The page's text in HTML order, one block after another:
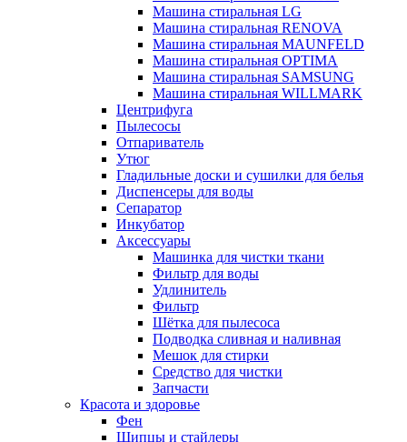
Машина стиральная LG
Машина стиральная RENOVA
Машина стиральная MAUNFELD
Машина стиральная OPTIMA
Машина стиральная SAMSUNG
Машина стиральная WILLMARK
Центрифуга
Пылесосы
Отпариватель
Утюг
Гладильные доски и сушилки для белья
Диспенсеры для воды
Сепаратор
Инкубатор
Аксессуары
Машинка для чистки ткани
Фильтр для воды
Удлинитель
Фильтр
Шётка для пылесоса
Подводка сливная и наливная
Мешок для стирки
Средство для чистки
Запчасти
Красота и здоровье
Фен
Щипцы и стайлеры